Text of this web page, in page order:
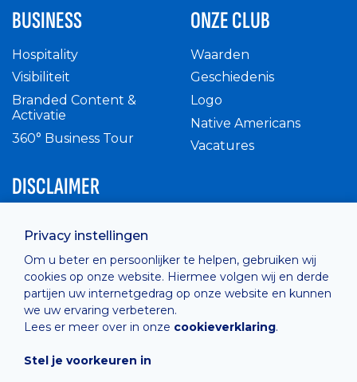
Privacy instellingen
Om u beter en persoonlijker te helpen, gebruiken wij
cookies op onze website. Hiermee volgen wij en derde
partijen uw internetgedrag op onze website en kunnen
we uw ervaring verbeteren.
Lees er meer over in onze cookieverklaring.
Stel je voorkeuren in
BUSINESS
Hospitality
Visibiliteit
Branded Content &
Activatie
360° Business Tour
ONZE CLUB
Waarden
Geschiedenis
Logo
Native Americans
Vacatures
DISCLAIMER
Privacy Policy
Cashless
verkoopsvoorwaarden
Cookie Policy